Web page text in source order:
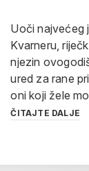
Uoči najvećeg
Kvarneru,
njezin
ured za rane
oni koji žele
ČITAJTE DALJE